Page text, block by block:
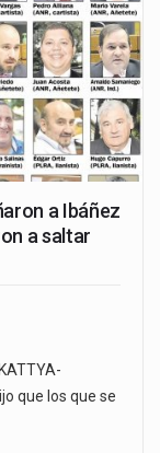
a Ibáñez
a saltar
que los que se